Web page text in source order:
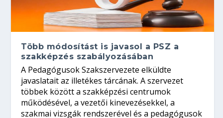
Több módosítást is javasol a PSZ a
szakképzés szabályozásában
A Pedagógusok Szakszervezete elküldte
javaslatait az illetékes tárcának. A szervezet
többek között a szakképzési centrumok
működésével, a vezetői kinevezésekkel, a
szakmai vizsgák rendszerével és a pedagógusok